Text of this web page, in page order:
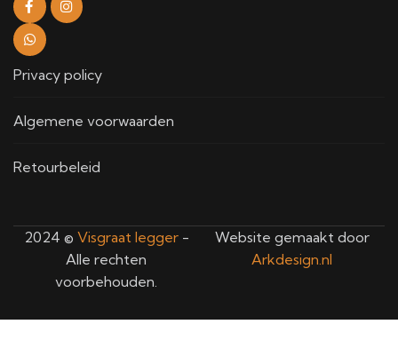
Privacy policy
Algemene voorwaarden
Retourbeleid
2024 © Visgraat legger-
Alle rechten
voorbehouden.
Website gemaakt door
Arkdesign.nl